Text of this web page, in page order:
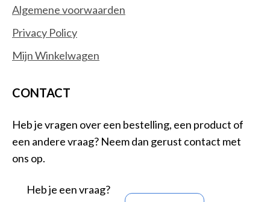
Algemene voorwaarden
Privacy Policy
Mijn Winkelwagen
CONTACT
Heb je vragen over een bestelling, een product of
een andere vraag? Neem dan gerust contact met
ons op.
Heb je een vraag?